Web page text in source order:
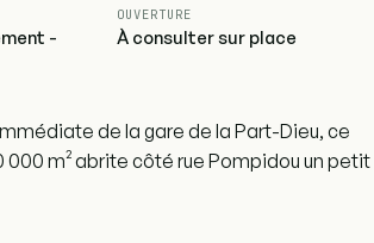
-
OUVERTURE
À consulter sur place
de la gare de la Part-Dieu, ce
000 m² abrite côté rue Pompidou un petit